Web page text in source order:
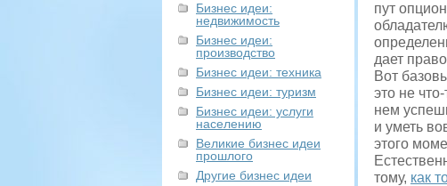
Бизнес идеи:
недвижимость
Бизнес идеи:
производство
Бизнес идеи: техника
Бизнес идеи: туризм
Бизнес идеи: услуги
населению
Великие бизнес идеи
прошлого
Другие бизнес идеи
пут
дает
Вот
это не
нем
и уметь
этого
тому, как